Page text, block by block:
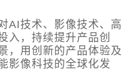
AI技术、影像技术、高
入，持续提升产品创
，用创新的产品体验及
影像科技的全球化发